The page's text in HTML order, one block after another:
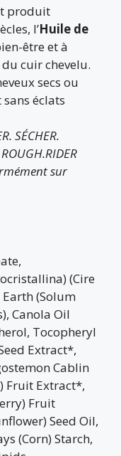
produit
l’Huile de
être et à
cuir chevelu.
secs ou
éclats
SÉCHER.
sur
(Cire
(Solum
Canola Oil
Tocopheryl
Extract*,
Cablin
Fruit Extract*,
Fruit
Seed Oil,
(Corn) Starch,